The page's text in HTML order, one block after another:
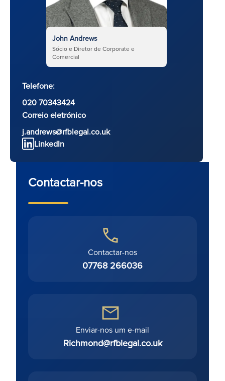
John Andrews
Sócio e Diretor de Corporate e
Comercial
Telefone:
020 70343424
Correio eletrónico
j.andrews@rfblegal.co.uk
LinkedIn
Contactar-nos
Contactar-nos
07768 266036
Enviar-nos um e-mail
Richmond@rfblegal.co.uk